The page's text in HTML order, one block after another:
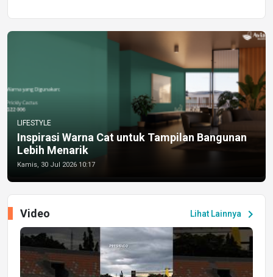
LIFESTYLE
Inspirasi Warna Cat untuk Tampilan Bangunan
Lebih Menarik
Kamis, 30 Jul 2026 10:17
Lihat Lainnya chevron_right
Video